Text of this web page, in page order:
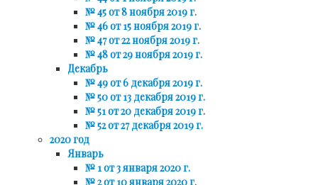
№ 45 от 8 ноября 2019 г.
№ 46 от 15 ноября 2019 г.
№ 47 от 22 ноября 2019 г.
№ 48 от 29 ноября 2019 г.
Декабрь
№ 49 от 6 декабря 2019 г.
№ 50 от 13 декабря 2019 г.
№ 51 от 20 декабря 2019 г.
№ 52 от 27 декабря 2019 г.
2020 год
Январь
№ 1 от 3 января 2020 г.
№ 2 от 10 января 2020 г.